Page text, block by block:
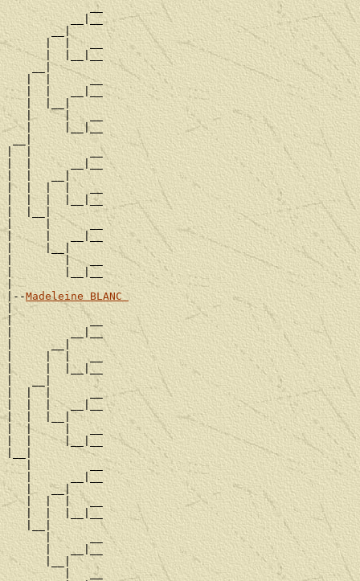
             __
          __|__
       __|
      |  |   __
      |  |__|__
    __|
   |  |      __
   |  |   __|__
   |  |__|
   |     |   __
   |     |__|__
__|
|  |         __
|  |      __|__
|  |   __|
|  |  |  |   __
|  |  |  |__|__
|  |__|
|     |      __
|     |   __|__
|     |__|
|        |   __
|        |__|__
|
|--Madeleine BLANC
|
|            __
|         __|__
|      __|
|     |  |   __
|     |  |__|__
|   __|
|  |  |      __
|  |  |   __|__
|  |  |__|
|  |     |   __
|  |     |__|__
|__|
   |         __
   |      __|__
   |   __|
   |  |  |   __
   |  |  |__|__
   |__|
      |      __
      |   __|__
      |__|
         |   __